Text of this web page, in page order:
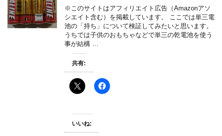
※このサイトはアフィリエイト広告（Amazonアソ
シエイト含む）を掲載しています。 ここでは単三電
池の「持ち」について検証してみたいと思います。
うちでは子供のおもちゃなどで単三の乾電池を使う
事が結構 …
共有:
いいね: